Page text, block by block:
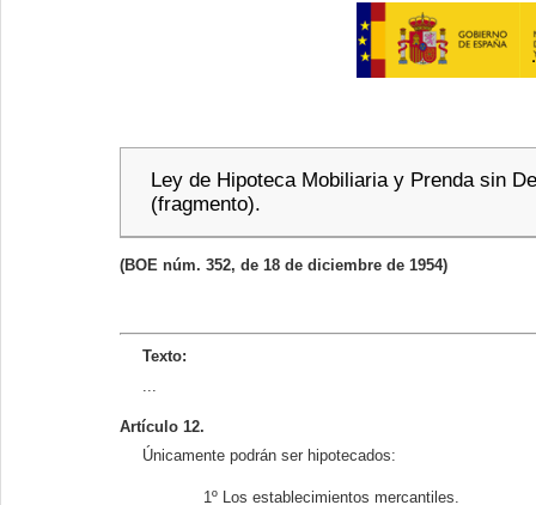
Ley de Hipoteca Mobiliaria y Prenda sin
(fragmento).
(BOE núm. 352, de 18 de diciembre de 1954)
Texto:
Artículo 12.
Únicamente podrán ser hipotecados:
1º Los establecimientos mercantiles.